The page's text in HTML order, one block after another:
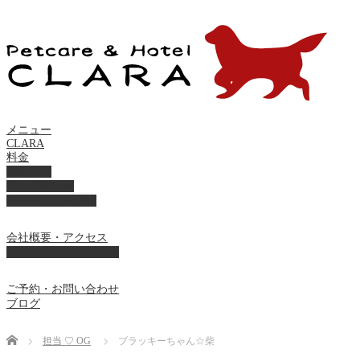
メニュー
CLARA
料金
会社概要・アクセス
ご予約・お問い合わせ
ブログ
Home 担当 ♡ OG ブラッキーちゃん☆柴